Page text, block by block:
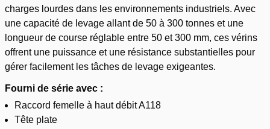
charges lourdes dans les environnements industriels. Avec
une capacité de levage allant de 50 à 300 tonnes et une
longueur de course réglable entre 50 et 300 mm, ces vérins
offrent une puissance et une résistance substantielles pour
gérer facilement les tâches de levage exigeantes.
Fourni de série avec :
Raccord femelle à haut débit A118
Tête plate